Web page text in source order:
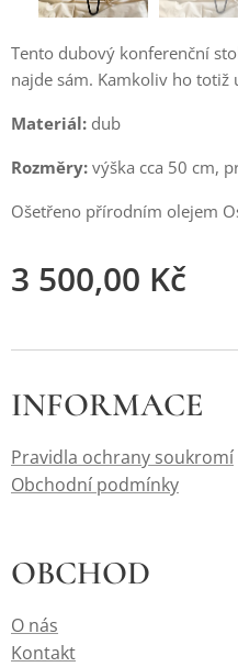
Tento dubový konferenční
najde sám. Kamkoliv ho
Materiál: dub
Rozměry: výška cca 50 cm,
Ošetřeno přírodním olejem
3 500,00 Kč
INFORMACE
Pravidla ochrany soukromí
Obchodní podmínky
OBCHOD
O nás
Kontakt